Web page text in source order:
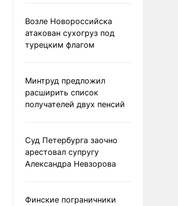
Возле Новороссийска
атакован сухогруз под
турецким флагом
Минтруд предложил
расширить список
получателей двух пенсий
Суд Петербурга заочно
арестовал супругу
Александра Невзорова
Финские пограничники